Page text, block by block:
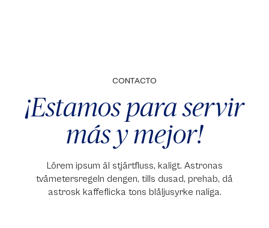
CONTACTO
¡Estamos para servir
más y mejor!
Lörem ipsum äl stjärtfluss, kaligt. Astronas
tvåmetersregeln dengen, tills dusad, prehab, då
astrosk kaffeflicka tons blåljusyrke naliga.